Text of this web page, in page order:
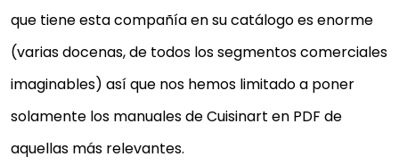
que tiene esta compañía en su catálogo es enorme
(varias docenas, de todos los segmentos comerciales
imaginables) así que nos hemos limitado a poner
solamente los manuales de Cuisinart en PDF de
aquellas más relevantes.